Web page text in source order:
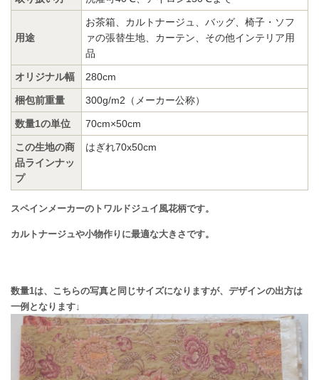
用途
お茶箱、カルトナージュ、バッグ、椅子・ソフ
ァの張替生地、カーテン、その他インテリア用
品
オリジナル幅 280cm
梱包前重量 300g/m2（メーカー公称）
数量1の単位 70cm×50cm
この生地の商
品ラインナッ
プ
はぎれ70x50cm
スペインメーカーのトワルドジュイ風花柄です。
カルトナージュや小物作りに最適な大きさです。
数量1は、こちらの写真と同じサイズになりますが、デザインの出方は
一例となります↓